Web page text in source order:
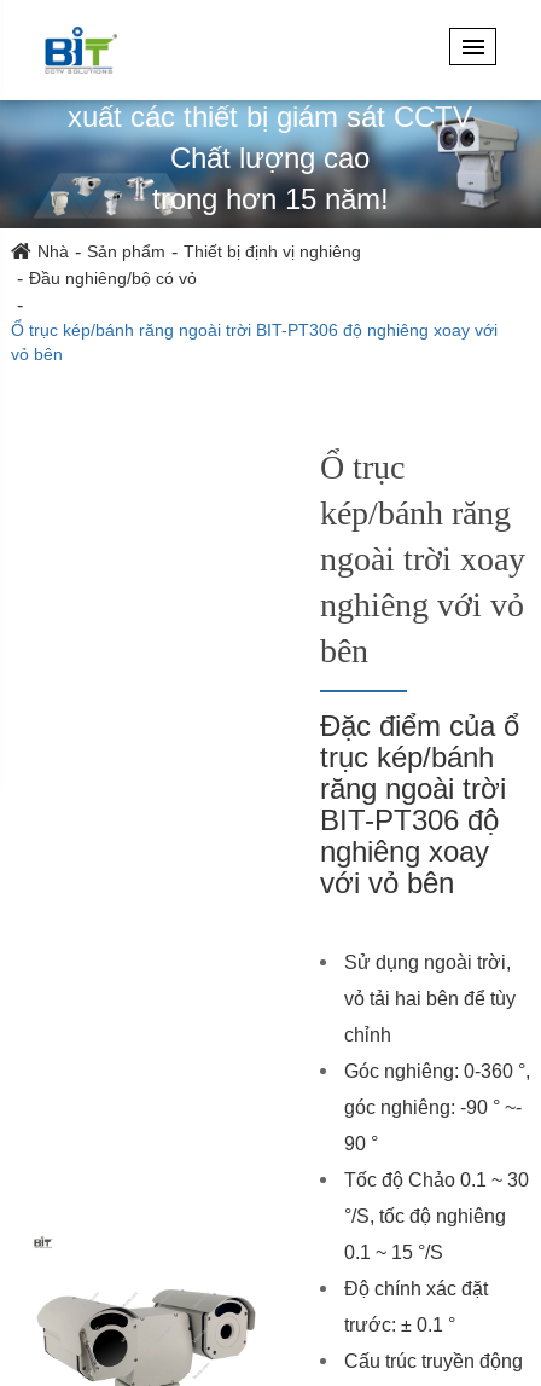
Chuyên thiết kế, kỹ thuật & sản
xuất các thiết bị giám sát CCTV
Chất lượng cao
trong hơn 15 năm!
Nhà Sản phẩm
Thiết bị định vị nghiêng
Đầu nghiêng/bộ có vỏ
Ổ trục kép/bánh răng ngoài trời BIT-PT306 độ nghiêng xoay với
vỏ bên
Ổ trục
kép/bánh răng
ngoài trời xoay
nghiêng với vỏ
bên
Đặc điểm của ổ
trục kép/bánh
răng ngoài trời
BIT-PT306 độ
nghiêng xoay
với vỏ bên
Sử dụng ngoài trời,
vỏ tải hai bên để tùy
chỉnh
Góc nghiêng: 0-360 °,
góc nghiêng: -90 ° ~-
90 °
Tốc độ Chảo 0.1 ~ 30
°/S, tốc độ nghiêng
0.1 ~ 15 °/S
Độ chính xác đặt
trước: ± 0.1 °
Cấu trúc truyền động